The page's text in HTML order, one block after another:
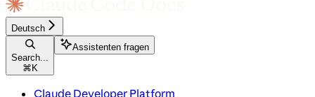
Deutsch
Search...
⌘ K
Assistenten fragen
Claude Developer Platform